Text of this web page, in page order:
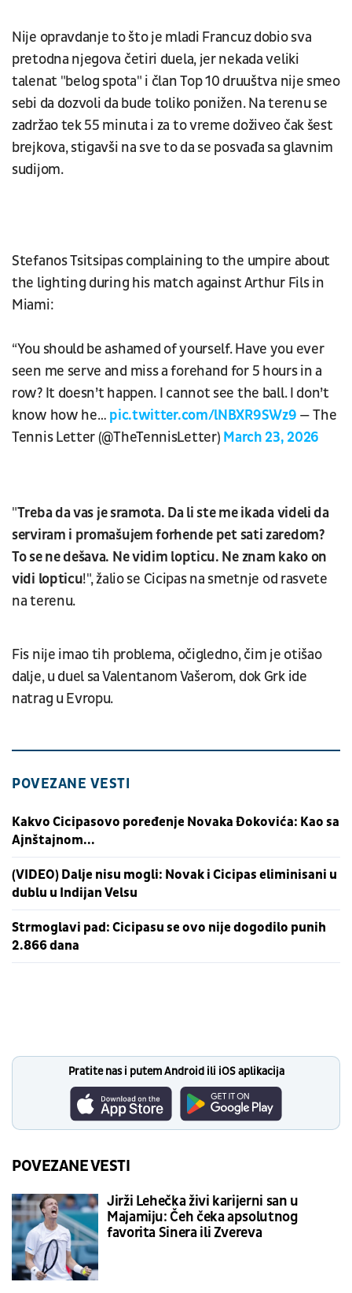
Nije opravdanje to što je mladi Francuz dobio sva
pretodna njegova četiri duela, jer nekada veliki
talenat "belog spota" i član Top 10 druuštva nije smeo
sebi da dozvoli da bude toliko ponižen. Na terenu se
zadržao tek 55 minuta i za to vreme doživeo čak šest
brejkova, stigavši na sve to da se posvađa sa glavnim
sudijom.
Stefanos Tsitsipas complaining to the umpire about
the lighting during his match against Arthur Fils in
Miami:
“You should be ashamed of yourself. Have you ever
seen me serve and miss a forehand for 5 hours in a
row? It doesn’t happen. I cannot see the ball. I don’t
know how he… pic.twitter.com/lNBXR9SWz9 — The
Tennis Letter (@TheTennisLetter) March 23, 2026
"Treba da vas je sramota. Da li ste me ikada videli da
serviram i promašujem forhende pet sati zaredom?
To se ne dešava. Ne vidim lopticu. Ne znam kako on
vidi lopticu!", žalio se Cicipas na smetnje od rasvete
na terenu.
Fis nije imao tih problema, očigledno, čim je otišao
dalje, u duel sa Valentanom Vašerom, dok Grk ide
natrag u Evropu.
POVEZANE VESTI
Kakvo Cicipasovo poređenje Novaka Đokovića: Kao sa
Ajnštajnom...
(VIDEO) Dalje nisu mogli: Novak i Cicipas eliminisani u
dublu u Indijan Velsu
Strmoglavi pad: Cicipasu se ovo nije dogodilo punih
2.866 dana
Pratite nas i putem Android ili iOS aplikacija
POVEZANE VESTI
Jirži Lehečka živi karijerni san u
Majamiju: Čeh čeka apsolutnog
favorita Sinera ili Zvereva